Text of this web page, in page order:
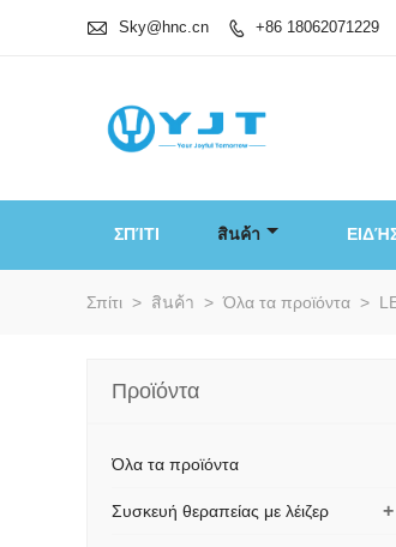
 Sky@hnc.cn  +86 18062071229
ΣΠΊΤΙ สินค้า
Σπίτι > สินค้า > Όλα τα προϊόντα >
Προϊόντα
Όλα τα προϊόντα
+
Συσκευή θεραπείας με λέιζερ